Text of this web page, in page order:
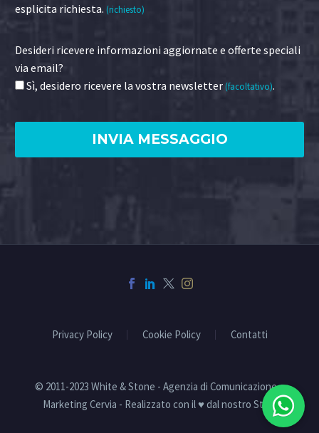
esplicita richiesta. (richiesto)
Desideri ricevere informazioni aggiornate e offerte speciali
via email?
Sì, desidero ricevere la vostra newsletter(facoltativo).
Privacy Policy Cookie Policy Contatti
© 2011-2023 White & Stone - Agenzia di Comunicazione e
Marketing Cervia - Realizzato con il ♥ dal nostro Staff!